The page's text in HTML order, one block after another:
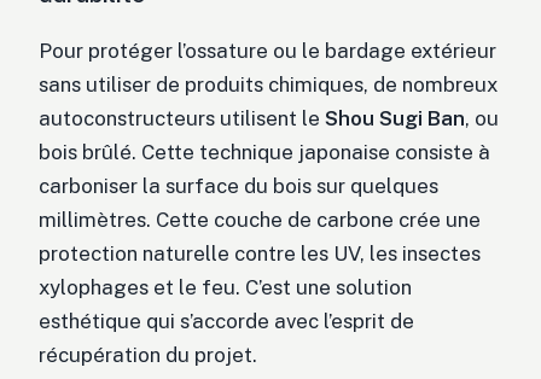
Pour protéger l’ossature ou le bardage extérieur
sans utiliser de produits chimiques, de nombreux
autoconstructeurs utilisent le Shou Sugi Ban, ou
bois brûlé. Cette technique japonaise consiste à
carboniser la surface du bois sur quelques
millimètres. Cette couche de carbone crée une
protection naturelle contre les UV, les insectes
xylophages et le feu. C’est une solution
esthétique qui s’accorde avec l’esprit de
récupération du projet.